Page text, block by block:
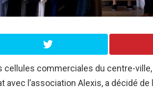
cellules commerciales du centre-ville,
avec l’association Alexis, a décidé de